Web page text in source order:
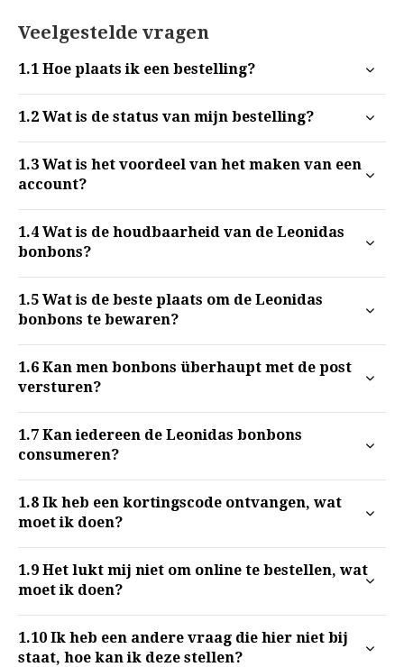
Veelgestelde vragen
1.1 Hoe plaats ik een bestelling?
1.2 Wat is de status van mijn bestelling?
1.3 Wat is het voordeel van het maken van een
account?
1.4 Wat is de houdbaarheid van de Leonidas
bonbons?
1.5 Wat is de beste plaats om de Leonidas
bonbons te bewaren?
1.6 Kan men bonbons überhaupt met de post
versturen?
1.7 Kan iedereen de Leonidas bonbons
consumeren?
1.8 Ik heb een kortingscode ontvangen, wat
moet ik doen?
1.9 Het lukt mij niet om online te bestellen, wat
moet ik doen?
1.10 Ik heb een andere vraag die hier niet bij
staat, hoe kan ik deze stellen?